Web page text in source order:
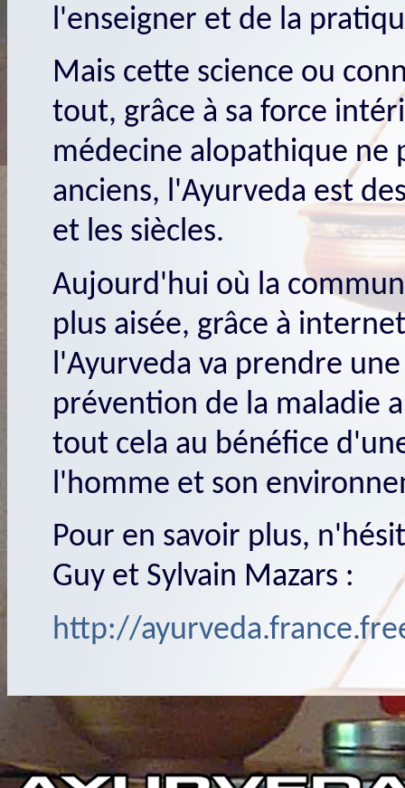
l'enseigner et de la
Mais cette science ou
tout, grâce à sa force
médecine alopathique ne
anciens, l'Ayurveda est
et les siècles.
Aujourd'hui où la
plus aisée, grâce à
l'Ayurveda va prendre
prévention de la maladie
tout cela au bénéfice
l'homme et son
Pour en savoir plus,
Guy et Sylvain Mazars :
http://